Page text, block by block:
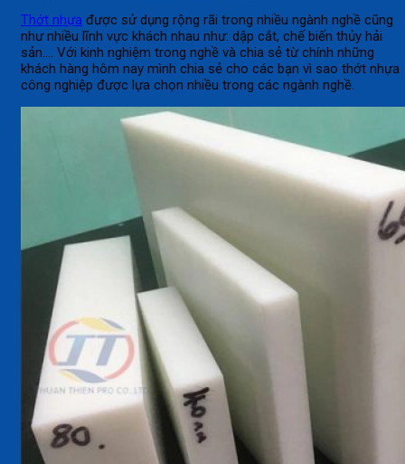
Thớt nhựa được sử dụng rộng rãi trong nhiều ngành nghề cũng
như nhiều lĩnh vực khách nhau như: dập cắt, chế biến thủy hải
sản…. Với kinh nghiệm trong nghề và chia sẻ từ chính những
khách hàng hôm nay mình chia sẻ cho các bạn vì sao thớt nhựa
công nghiệp được lựa chọn nhiều trong các ngành nghề.